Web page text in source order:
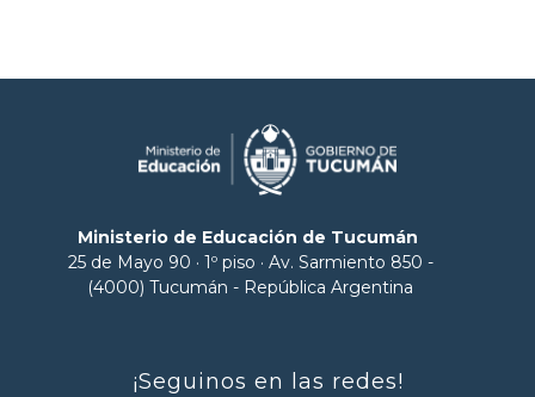
Ministerio de Educación de Tucumán
25 de Mayo 90 · 1º piso · Av. Sarmiento 850 -
(4000) Tucumán - República Argentina
¡Seguinos en las redes!